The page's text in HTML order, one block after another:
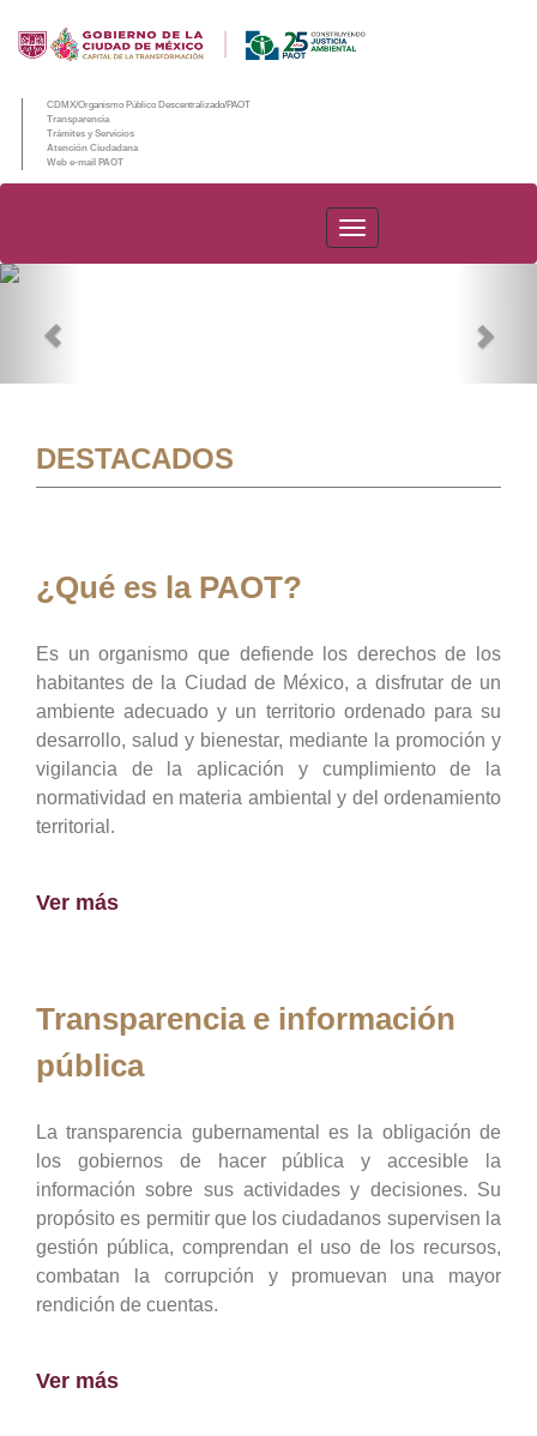
CDMX/Organismo Público Descentralizado/PAOT
Transparencia
Trámites y Servicios
Atención Ciudadana
Web e-mail PAOT
PAOT
DESTACADOS
¿Qué es la PAOT?
Es un organismo que defiende los derechos de los
habitantes de la Ciudad de México, a disfrutar de un
ambiente adecuado y un territorio ordenado para su
desarrollo, salud y bienestar, mediante la promoción y
vigilancia de la aplicación y cumplimiento de la
normatividad en materia ambiental y del ordenamiento
territorial.
Ver más
Transparencia e información
pública
La transparencia gubernamental es la obligación de
los gobiernos de hacer pública y accesible la
información sobre sus actividades y decisiones. Su
propósito es permitir que los ciudadanos supervisen la
gestión pública, comprendan el uso de los recursos,
combatan la corrupción y promuevan una mayor
rendición de cuentas.
Ver más